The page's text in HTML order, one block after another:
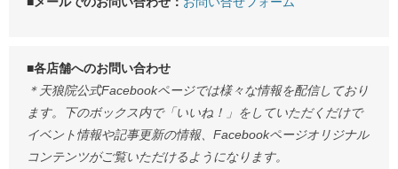
■各店舗へのお問い合わせ
＊天狼院公式Facebookページでは様々な情報を配信しており
ます。下のボックス内で「いいね！」をしていただくだけで
イベント情報や記事更新の情報、Facebookページオリジナル
コンテンツがご覧いただけるようになります。